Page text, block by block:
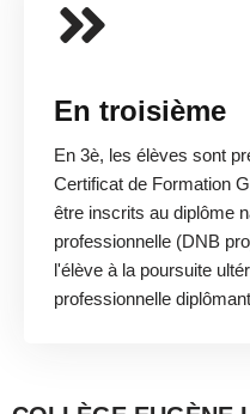
En troisième
En 3è, les élèves sont
Certificat de Formation
être inscrits au diplôme
professionnelle (DNB
l'élève à la poursuite
professionnelle